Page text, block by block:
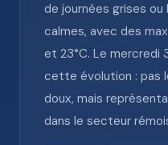
de journées grises
calmes, avec des
et 23°C. Le mercredi
cette évolution : pas
doux, mais
dans le secteur